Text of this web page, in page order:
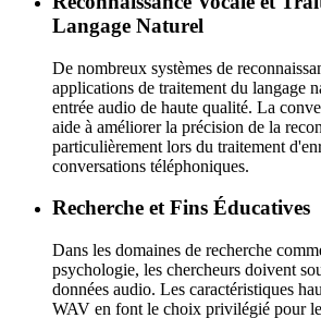
Langage Naturel
De nombreux systèmes de
applications de traitement du langage
entrée audio de haute qualité. La
aide à améliorer la précision de la
particulièrement lors du traitement
conversations téléphoniques.
Recherche et Fins Éducatives
Dans les domaines de recherche
psychologie, les chercheurs doivent
données audio. Les caractéristiques
WAV en font le choix privilégié pour